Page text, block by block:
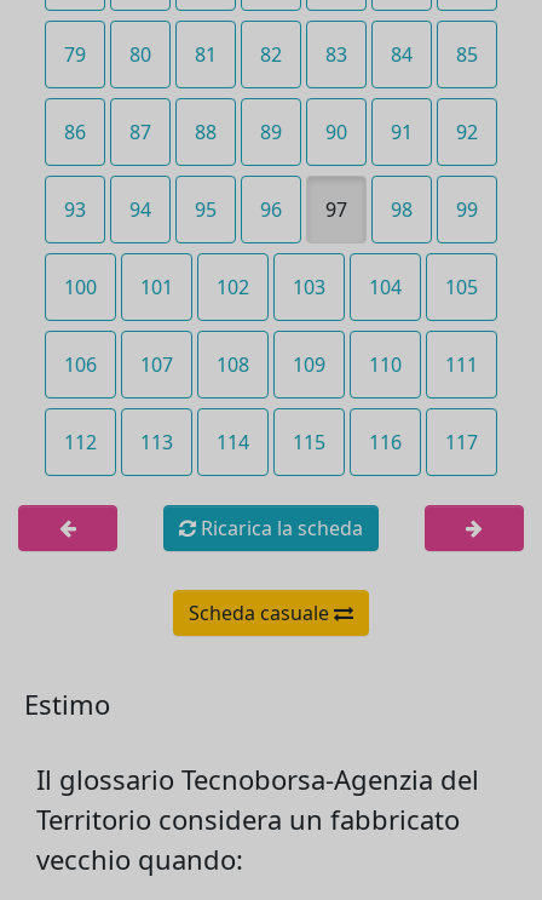
79 80 81 82 83 84 85
86 87 88 89 90 91 92
93 94 95 96 97 98 99
100 101 102 103 104 105
106 107 108 109 110 111
112 113 114 115 116 117
Ricarica la scheda
Scheda casuale
Estimo
Il glossario Tecnoborsa-Agenzia del
Territorio considera un fabbricato
vecchio quando: